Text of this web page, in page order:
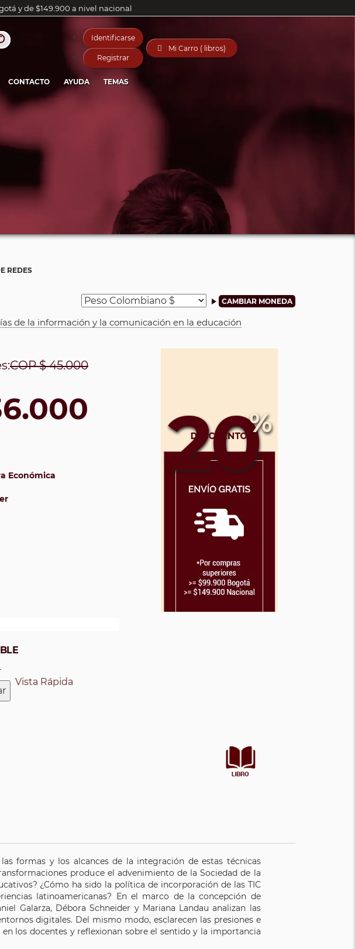
y de $149.900 a nivel nacional
Identificarse
Registrar
 Mi Carro ( libros)
CONTACTO AYUDA TEMAS
REDES
de la información y la comunicación en la educación
20%
COP$ 45.000
Económica
Vista Rápida
formas y los alcances de la integración de estas técnicas
produce el advenimiento de la Sociedad de la
¿Cómo ha sido la política de incorporación de las TIC
latinoamericanas? En el marco de la concepción de
Galarza, Débora Schneider y Mariana Landau analizan las
digitales. Del mismo modo, esclarecen las presiones e
los docentes y reflexionan sobre el sentido y la importancia